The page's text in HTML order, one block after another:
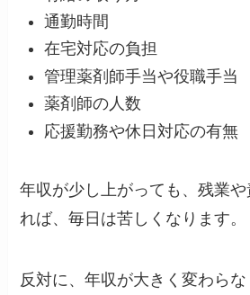
通勤時間
在宅対応の負担
管理薬剤師手当や役職手当
薬剤師の人数
応援勤務や休日対応の有無
年収が少し上がっても、残業や
れば、毎日は苦しくなります。
反対に、年収が大きく変わら